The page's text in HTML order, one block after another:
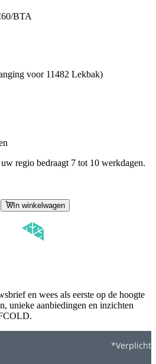
BTA
voor 11482 Lekbak)
regio bedraagt 7 tot 10 werkdagen.
In winkelwagen
en wees als eerste op de hoogte
unieke aanbiedingen en inzichten
*Verplicht